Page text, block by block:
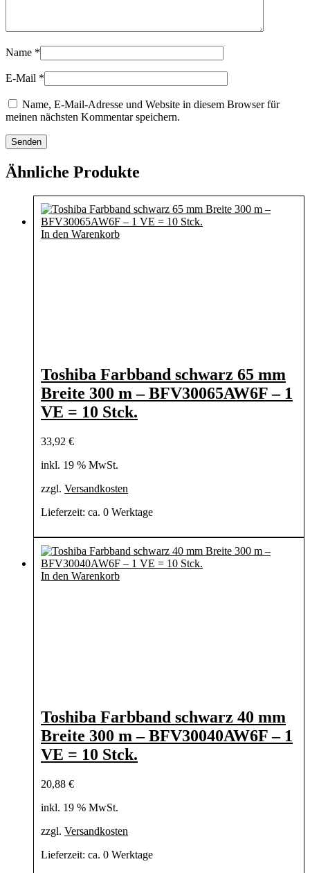
Name *
E-Mail *
Name, E-Mail-Adresse und Website in diesem Browser für
meinen nächsten Kommentar speichern.
Ähnliche Produkte
In den Warenkorb
Toshiba Farbband schwarz 65 mm
Breite 300 m – BFV30065AW6F – 1
VE = 10 Stck.
33,92 €
inkl. 19 % MwSt.
zzgl. Versandkosten
Lieferzeit: ca. 0 Werktage
In den Warenkorb
Toshiba Farbband schwarz 40 mm
Breite 300 m – BFV30040AW6F – 1
VE = 10 Stck.
20,88 €
inkl. 19 % MwSt.
zzgl. Versandkosten
Lieferzeit: ca. 0 Werktage